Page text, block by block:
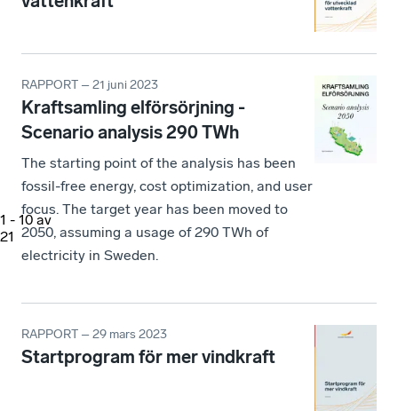
1 - 10 av
21
RAPPORT – 21 juni 2023
Kraftsamling elförsörjning -
Scenario analysis 290 TWh
The starting point of the analysis has been
fossil-free energy, cost optimization, and user
focus. The target year has been moved to
2050, assuming a usage of 290 TWh of
electricity in Sweden.
RAPPORT – 29 mars 2023
Startprogram för mer vindkraft